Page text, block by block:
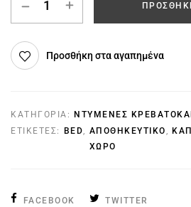
Προσθήκη στα αγαπημένα
ΚΑΤΗΓΟΡΊΑ:
ΝΤΥΜΈΝΕΣ
ΕΤΙΚΈΤΕΣ:
BED, ΑΠΟΘΗΚΕΥΤΙΚΟ
ΧΩΡΟ
,
FACEBOOK TWITTER